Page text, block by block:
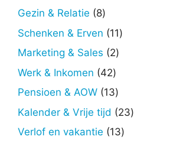
Gezin & Relatie 88
producten
Schenken & Erven 1111
Marketing & Sales 22
Werk & Inkomen 4242
producten
Pensioen & AOW 1313
producten
Kalender & Vrije tijd 2323
Verlof en vakantie 1313